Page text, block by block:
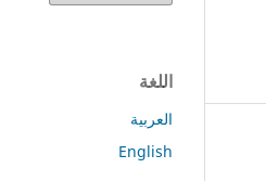
اللغة
العربية
English